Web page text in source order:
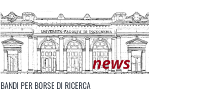
BANDI PER BORSE DI RICERCA